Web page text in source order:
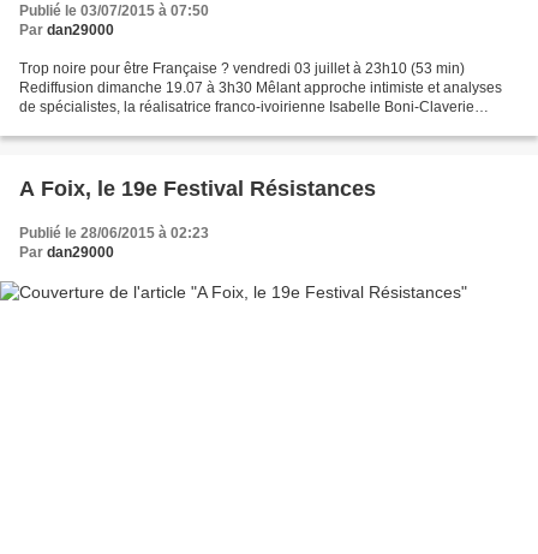
Publié le 03/07/2015 à 07:50
Par dan29000
Trop noire pour être Française ? vendredi 03 juillet à 23h10 (53 min)
Rediffusion dimanche 19.07 à 3h30 Mêlant approche intimiste et analyses
de spécialistes, la réalisatrice franco-ivoirienne Isabelle Boni-Claverie
A Foix, le 19e Festival Résistances
Publié le 28/06/2015 à 02:23
Par dan29000